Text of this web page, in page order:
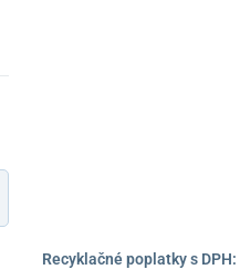
Recyklačné poplatky s DPH: